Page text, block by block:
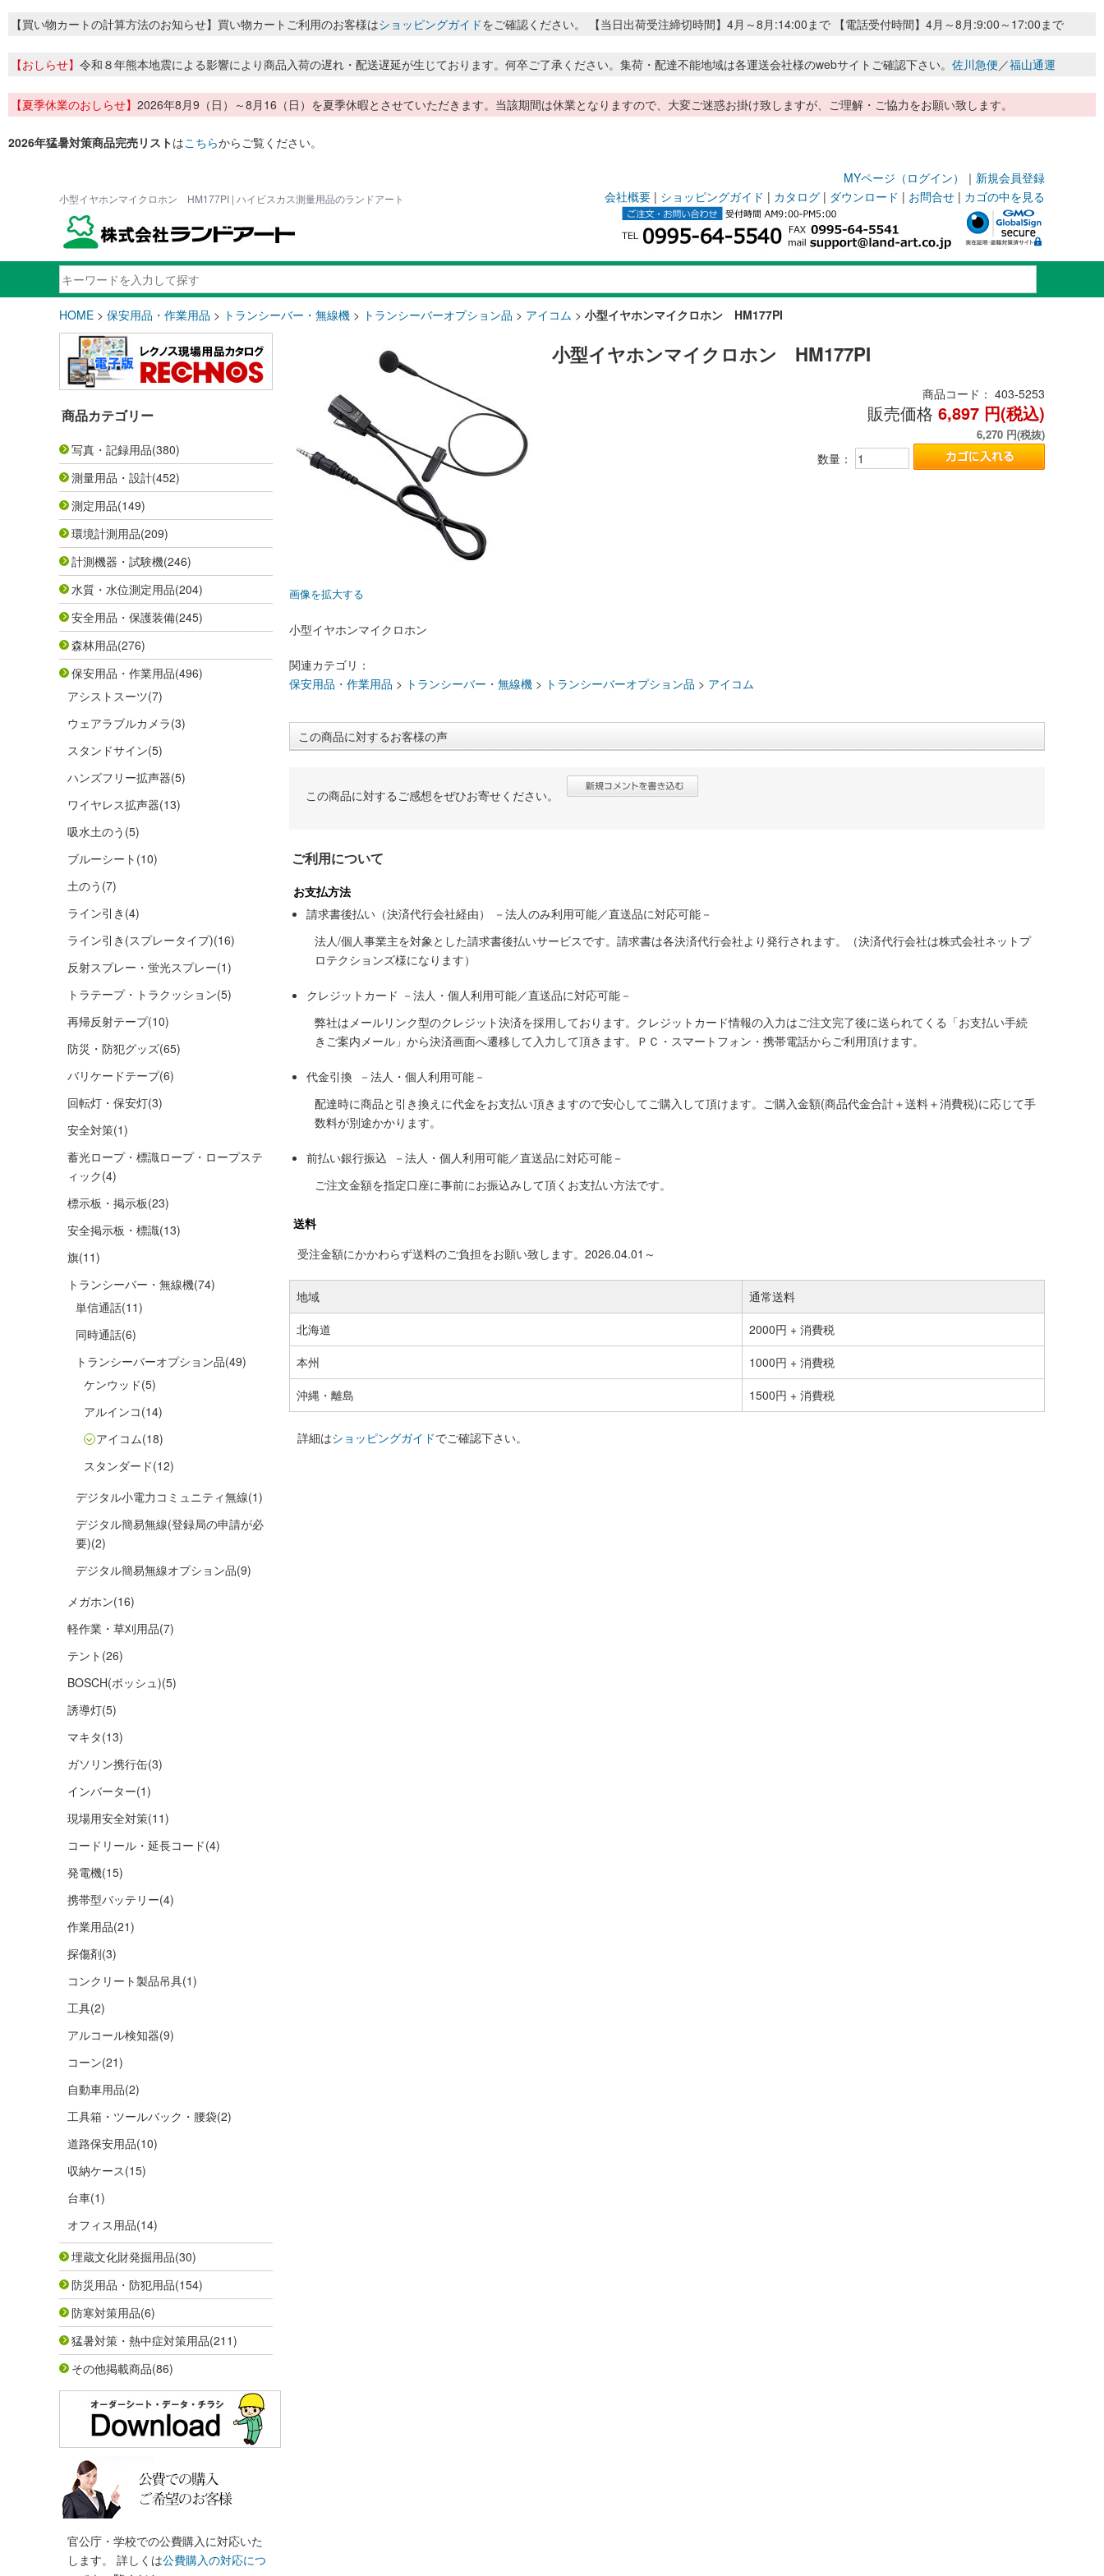
【買い物カートの計算方法のお知らせ】買い物カートご利用のお客様はショッピングガイドをご確認ください。 【当日出荷受注締切時間】4月～8月:14:00まで 【電話受付時間】4月～8月:9:00～17:00まで
【おしらせ】 令和８年熊本地震による影響により商品入荷の遅れ・配送遅延が生じております。何卒ご了承ください。集荷・配達不能地域は各運送会社様のwebサイトご確認下さい。 佐川急便／福山通運
【夏季休業のおしらせ】 2026年8月9（日）～8月16（日）を夏季休暇とさせていただきます。当該期間は休業となりますので、大変ご迷惑お掛け致しますが、ご理解・ご協力をお願い致します。
2026年猛暑対策商品完売リストはこちらからご覧ください。
MYページ（ログイン） ｜ 新規会員登録
小型イヤホンマイクロホン HM177PI | ハイビスカス測量用品のランドアート 会社概要 | ショッピングガイド | カタログ | ダウンロード | お問合せ | カゴの中を見る
HOME > 保安用品・作業用品 > トランシーバー・無線機 > トランシーバーオプション品 > アイコム > 小型イヤホンマイクロホン HM177PI
商品カテゴリー
写真・記録用品(380)
測量用品・設計(452)
測定用品(149)
環境計測用品(209)
計測機器・試験機(246)
水質・水位測定用品(204)
安全用品・保護装備(245)
森林用品(276)
保安用品・作業用品(496)
アシストスーツ(7)
ウェアラブルカメラ(3)
スタンドサイン(5)
ハンズフリー拡声器(5)
ワイヤレス拡声器(13)
吸水土のう (5)
ブルーシート (10)
土のう (7)
ライン引き (4)
ライン引き(スプレータイプ)(16)
反射スプレー・蛍光スプレー(1)
トラテープ・トラクッション(5)
再帰反射テープ(10)
防災・防犯グッズ(65)
バリケードテープ(6)
回転灯・保安灯(3)
安全対策(1)
蓄光ロープ・標識ロープ・ロープステ
ィック(4)
標示板・掲示板(23)
安全掲示板・標識(13)
旗(11)
トランシーバー・無線機(74)
単信通話(11)
同時通話(6)
トランシーバーオプション品(49)
ケンウッド(5)
アルインコ(14)
アイコム(18)
スタンダード(12)
デジタル小電力コミュニティ無線(1)
デジタル簡易無線(登録局の申請が必
要)(2)
デジタル簡易無線オプション品(9)
メガホン(16)
軽作業・草刈用品(7)
テント (26)
BOSCH(ボッシュ)(5)
誘導灯(5)
マキタ(13)
ガソリン携行缶(3)
インバーター(1)
現場用安全対策(11)
コードリール・延長コード(4)
発電機(15)
携帯型バッテリー(4)
作業用品(21)
探傷剤(3)
コンクリート製品吊具(1)
工具(2)
アルコール検知器(9)
コーン(21)
自動車用品(2)
工具箱・ツールバック・腰袋(2)
道路保安用品(10)
収納ケース(15)
台車(1)
オフィス用品(14)
埋蔵文化財発掘用品(30)
防災用品・防犯用品(154)
防寒対策用品(6)
猛暑対策・熱中症対策用品(211)
その他掲載商品(86)
官公庁・学校での公費購入に対応いた
します。 詳しくは公費購入の対応につ
画像を拡大する
小型イヤホンマイクロホン HM177PI
商品コード： 403-5253
販売価格 6,897 円(税込)
6,270 円(税抜)
数量：
小型イヤホンマイクロホン
関連カテゴリ：
保安用品・作業用品 > トランシーバー・無線機 > トランシーバーオプション品 > アイコム
この商品に対するお客様の声
この商品に対するご感想をぜひお寄せください。
ご利用について
お支払方法
請求書後払い（決済代行会社経由） －法人のみ利用可能／直送品に対応可能－
法人/個人事業主を対象とした請求書後払いサービスです。請求書は各決済代行会社より発行されます。（決済代行会社は株式会社ネットプ
ロテクションズ様になります）
クレジットカード －法人・個人利用可能／直送品に対応可能－
弊社はメールリンク型のクレジット決済を採用しております。クレジットカード情報の入力はご注文完了後に送られてくる「お支払い手続
きご案内メール」から決済画面へ遷移して入力して頂きます。ＰＣ・スマートフォン・携帯電話からご利用頂けます。
代金引換 －法人・個人利用可能－
配達時に商品と引き換えに代金をお支払い頂きますので安心してご購入して頂けます。ご購入金額(商品代金合計＋送料＋消費税)に応じて手
数料が別途かかります。
前払い銀行振込 －法人・個人利用可能／直送品に対応可能－
ご注文金額を指定口座に事前にお振込みして頂くお支払い方法です。
送料
受注金額にかかわらず送料のご負担をお願い致します。2026.04.01～
地域
通常送料
北海道
2000円 + 消費税
本州
1000円 + 消費税
沖縄・離島
1500円 + 消費税
詳細はショッピングガイドでご確認下さい。